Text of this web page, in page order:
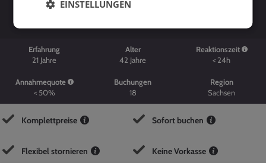
Erfahrung
21 Jahre
Alter
42 Jahre
Reaktionszeit
< 24h
Annahmequote
< 50%
Buchungen
18
Region
Sachsen
Komplettpreise Sofort buchen
Flexibel stornieren Keine Vorkasse
EINSTELLUNGEN